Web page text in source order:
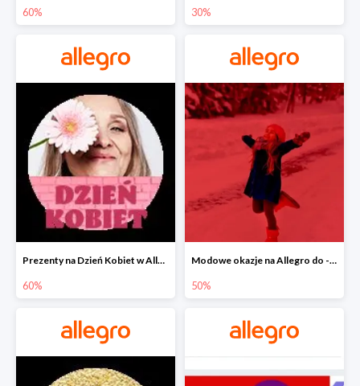
60% 30%
Prezenty na Dzień Kobiet w Allegro do -60%
60%
Modowe okazje na Allegro do -50%
50%